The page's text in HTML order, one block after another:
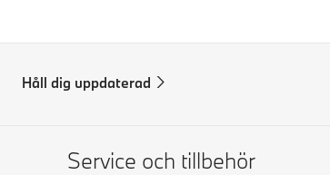
Håll dig uppdaterad
Service och tillbehör